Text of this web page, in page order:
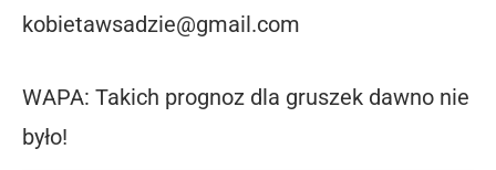
kobietawsadzie@gmail.com
WAPA: Takich prognoz dla gruszek dawno nie
było!